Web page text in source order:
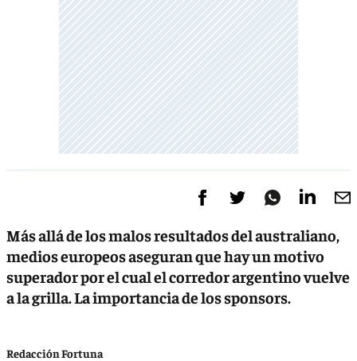
Más allá de los malos resultados del australiano,
medios europeos aseguran que hay un motivo
superador por el cual el corredor argentino vuelve
a la grilla. La importancia de los sponsors.
Redacción Fortuna